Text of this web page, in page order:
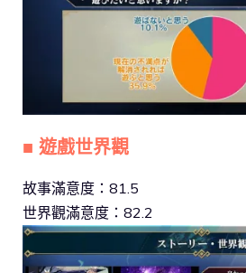
■ 遊戲世界觀
故事滿意度：81.5
世界觀滿意度：82.2